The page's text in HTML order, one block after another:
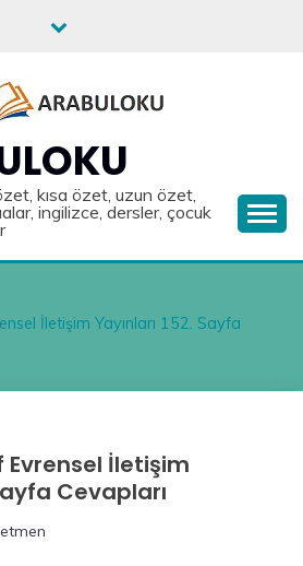
kısa özet, uzun özet,
ingilizce, dersler, çocuk
İletişim Yayınları 152. Sayfa
Evrensel İletişim
Cevapları